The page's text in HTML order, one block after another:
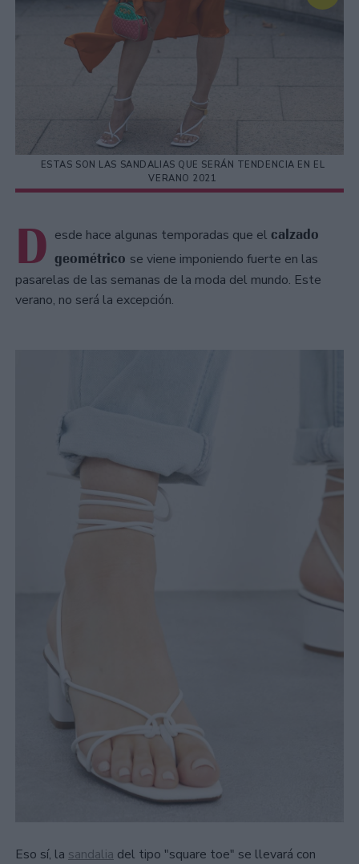
ESTAS SON LAS SANDALIAS QUE SERÁN TENDENCIA EN EL
VERANO 2021
D esde hace algunas temporadas que el calzado
geométrico se viene imponiendo fuerte en las
pasarelas de las semanas de la moda del mundo. Este
verano, no será la excepción.
Eso sí, la sandalia del tipo "square toe" se llevará con